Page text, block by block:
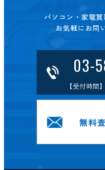
パソコン・家電
お気軽にお問
03-
【受付時間
無料